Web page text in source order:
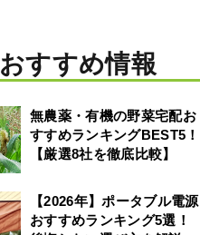
すすめ情報
無農薬・有機の野菜宅配お
すすめランキングBEST5！
【厳選8社を徹底比較】
【2026年】ポータブル電源
おすすめランキング5選！